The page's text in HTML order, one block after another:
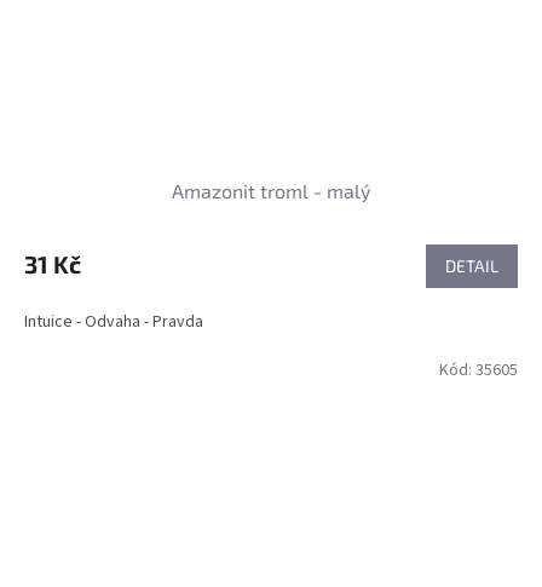
Amazonit troml - malý
31 Kč DETAIL
Intuice - Odvaha - Pravda
Kód: 35605